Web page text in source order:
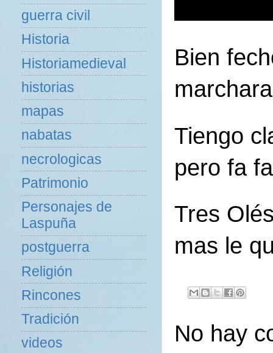
Bien
Tiengo
pero fa
Tres
mas le
No hay
guerra civil
Historia
Historiamedieval
historias
mapas
nabatas
necrologicas
Patrimonio
Personajes de
Laspuña
postguerra
Religión
Rincones
Tradición
videos